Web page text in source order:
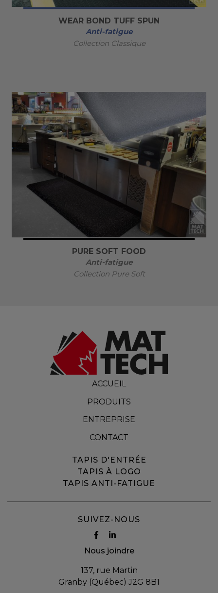
WEAR BOND TUFF SPUN
Anti-fatigue
Collection Classique
PURE SOFT FOOD
Anti-fatigue
Collection Pure Soft
ACCUEIL
PRODUITS
ENTREPRISE
CONTACT
TAPIS D'ENTRÉE
TAPIS À LOGO
TAPIS ANTI-FATIGUE
SUIVEZ-NOUS
Nous joindre
137, rue Martin
Granby (Québec) J2G 8B1